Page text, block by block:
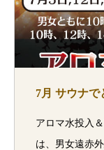
7月 サウナで
アロマ水投入
は、男女遠赤